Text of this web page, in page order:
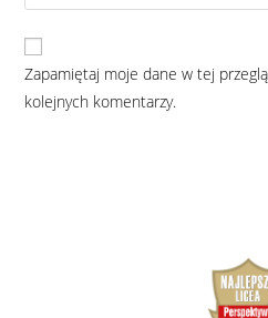
Zapamiętaj moje dane w tej
kolejnych komentarzy.